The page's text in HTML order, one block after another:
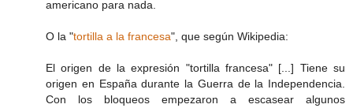
americano para nada.
O la "tortilla a la francesa", que según Wikipedia:
El origen de la expresión "tortilla francesa" [...] Tiene su
origen en España durante la Guerra de la Independencia.
Con los bloqueos empezaron a escasear algunos